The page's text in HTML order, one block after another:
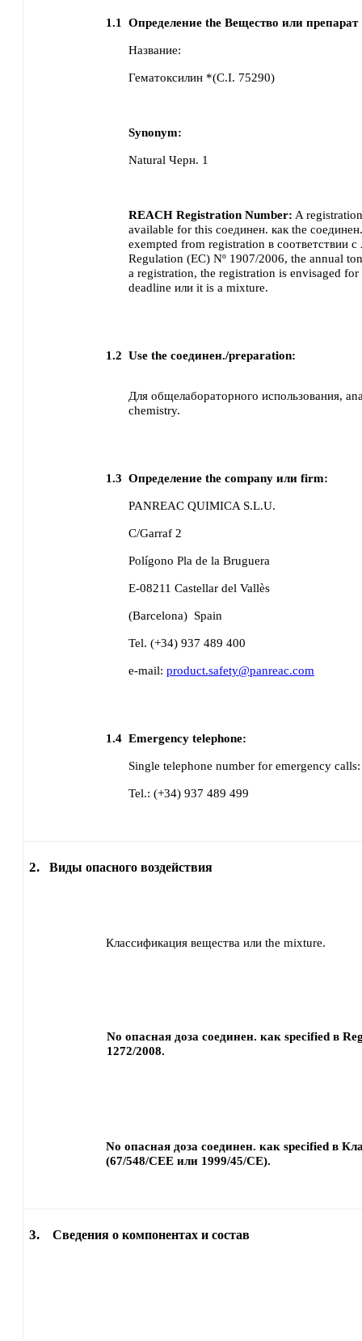
1.1 Определение the Вещество или препарат
Название:
Гематоксилин *(C.I. 75290)
Synonym:
Natural Черн. 1
REACH Registration Number: A
available for this соединен. как the
exempted from registration в соответствии
Regulation (EC) Nº 1907/2006, the annual
a registration, the registration is envisaged
deadline или it is a mixture.
1.2 Use the соединен./preparation:
Для общелабораторного использования,
chemistry.
1.3 Определение the company или firm:
PANREAC QUIMICA S.L.U.
C/Garraf 2
Polígono Pla de la Bruguera
E-08211 Castellar del Vallès
(Barcelona) Spain
Tel. (+34) 937 489 400
e-mail:product.safety@panreac.com
1.4 Emergency telephone:
Single telephone number for emergency
Tel.: (+34) 937 489 499
2. Виды опасного воздействия
Классификация вещества или the mixture.
No опасная доза соединен. как specified в
1272/2008.
No опасная доза соединен. как specified в
(67/548/CEE или 1999/45/CE).
3. Сведения о компонентах и состав